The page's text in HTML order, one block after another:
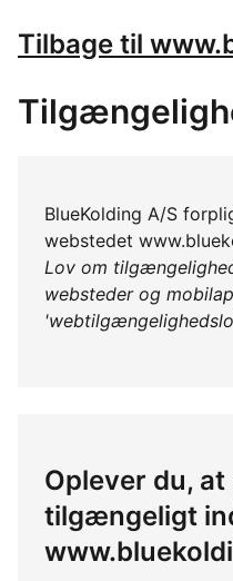
Tilbage til
BlueKolding A/S
webstedet
Lov om
websteder og
Oplever du,
tilgængeligt